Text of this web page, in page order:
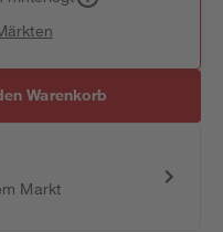
Warenkorb
Markt